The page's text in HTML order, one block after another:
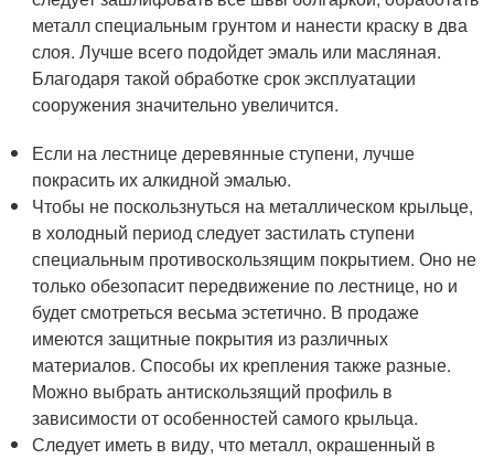
металл специальным грунтом и нанести краску в два
слоя. Лучше всего подойдет эмаль или масляная.
Благодаря такой обработке срок эксплуатации
сооружения значительно увеличится.
Если на лестнице деревянные ступени, лучше
покрасить их алкидной эмалью.
Чтобы не поскользнуться на металлическом крыльце,
в холодный период следует застилать ступени
специальным противоскользящим покрытием. Оно не
только обезопасит передвижение по лестнице, но и
будет смотреться весьма эстетично. В продаже
имеются защитные покрытия из различных
материалов. Способы их крепления также разные.
Можно выбрать антискользящий профиль в
зависимости от особенностей самого крыльца.
Следует иметь в виду, что металл, окрашенный в